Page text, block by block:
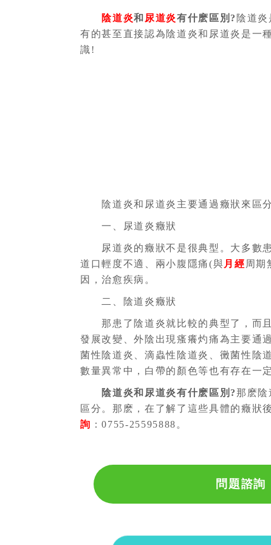
陰道炎和 尿道炎有什麽區別? 陰道
有的甚至直接認為陰道炎和尿道炎是一
識!
陰道炎和尿道炎主要通過癥狀來區
一、尿道炎癥狀
尿道炎的癥狀不是很典型。大多數患
道口輕度不適、兩小腹隱痛(與 月經 周期
因，治愈疾病。
二、陰道炎癥狀
那患了陰道炎就比較的典型了，而且
發展改變、外陰出現瘙癢灼痛為主要通
菌性陰道炎、滴蟲性陰道炎、黴菌性陰
數量異常中，白帶的顏色等也有存在一
陰道炎和尿道炎有什麽區別?那麽陰
區分。那麽，在了解了這些具體的癥狀
詢 ：0755-25595888。
問題諮詢